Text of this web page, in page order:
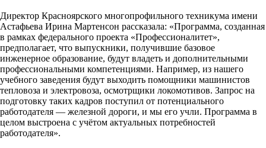
Директор Красноярского многопрофильного техникума имени
Астафьева Ирина Мартенсон рассказала: «Программа, созданная
в рамках федерального проекта «Профессионалитет»,
предполагает, что выпускники, получившие базовое
инженерное образование, будут владеть и дополнительными
профессиональными компетенциями. Например, из нашего
учебного заведения будут выходить помощники машинистов
тепловоза и электровоза, осмотрщики локомотивов. Запрос на
подготовку таких кадров поступил от потенциального
работодателя — железной дороги, и мы его учли. Программа в
целом выстроена с учётом актуальных потребностей
работодателя».